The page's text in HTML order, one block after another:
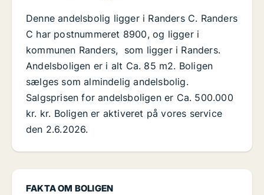
FAKTA OM BOLIGEN
Denne andelsbolig ligger i Randers C. Randers
C har postnummeret 8900, og ligger i
kommunen Randers, som ligger i Randers.
Andelsboligen er i alt Ca. 85 m2. Boligen
sælges som almindelig andelsbolig.
Salgsprisen for andelsboligen er Ca. 500.000
kr. kr. Boligen er aktiveret på vores service
den 2.6.2026.